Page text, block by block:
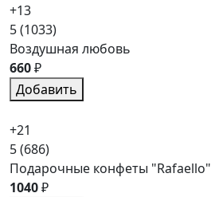
+13
5(1033)
Воздушная любовь
660₽
Добавить
+21
5(686)
Подарочные конфеты "Rafaello"
1040₽